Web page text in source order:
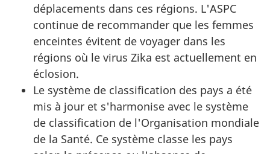
déplacements dans ces régions. L'ASPC
continue de recommander que les femmes
enceintes évitent de voyager dans les
régions où le virus Zika est actuellement en
éclosion.
Le système de classification des pays a été
mis à jour et s'harmonise avec le système
de classification de l'Organisation mondiale
de la Santé. Ce système classe les pays